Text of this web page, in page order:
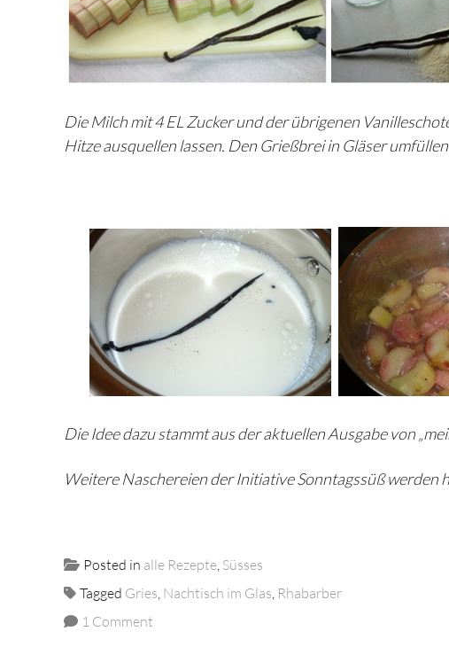
Die Milch mit 4 EL Zucker und der übrigenen
Hitze ausquellen lassen. Den Grießbrei in Gläser
Die Idee dazu stammt aus der aktuellen Ausgabe von
Weitere Naschereien der Initiative Sonntagssüß werden
Posted in alle Rezepte Süsses
Tagged Gries Nachtisch im Glas Rhabarber
1 Comment